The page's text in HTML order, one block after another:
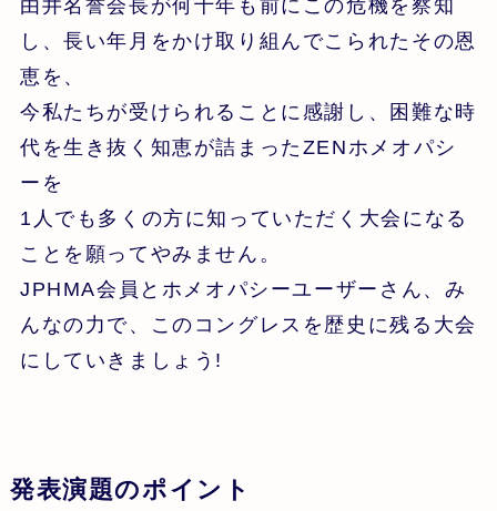
由井名誉会長が何十年も前にこの危機を察知
し、長い年月をかけ取り組んでこられたその恩
恵を、
今私たちが受けられることに感謝し、困難な時
代を生き抜く知恵が詰まったZENホメオパシ
ーを
1人でも多くの方に知っていただく大会になる
ことを願ってやみません。
JPHMA会員とホメオパシーユーザーさん、み
んなの力で、このコングレスを歴史に残る大会
にしていきましょう!
発表演題のポイント